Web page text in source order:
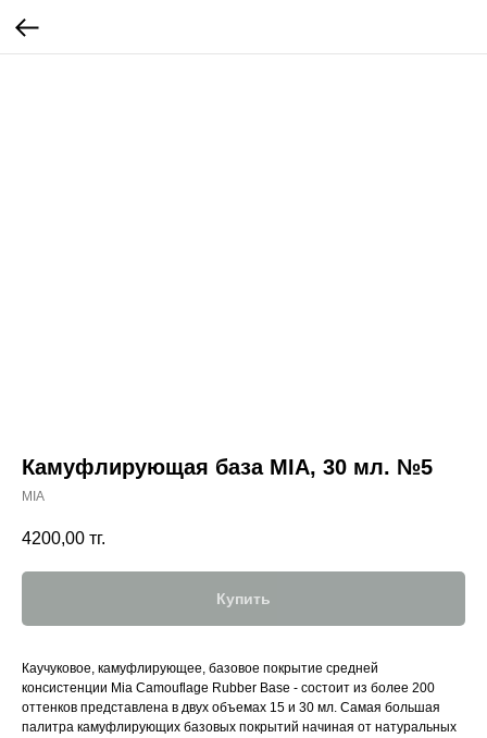
Камуфлирующая база MIA, 30 мл. №5
MIA
4200,00 тг.
Купить
Каучуковое, камуфлирующее, базовое покрытие средней
консистенции Mia Camouflage Rubber Base - состоит из более 200
оттенков представлена в двух объемах 15 и 30 мл. Самая большая
палитра камуфлирующих базовых покрытий начиная от натуральных